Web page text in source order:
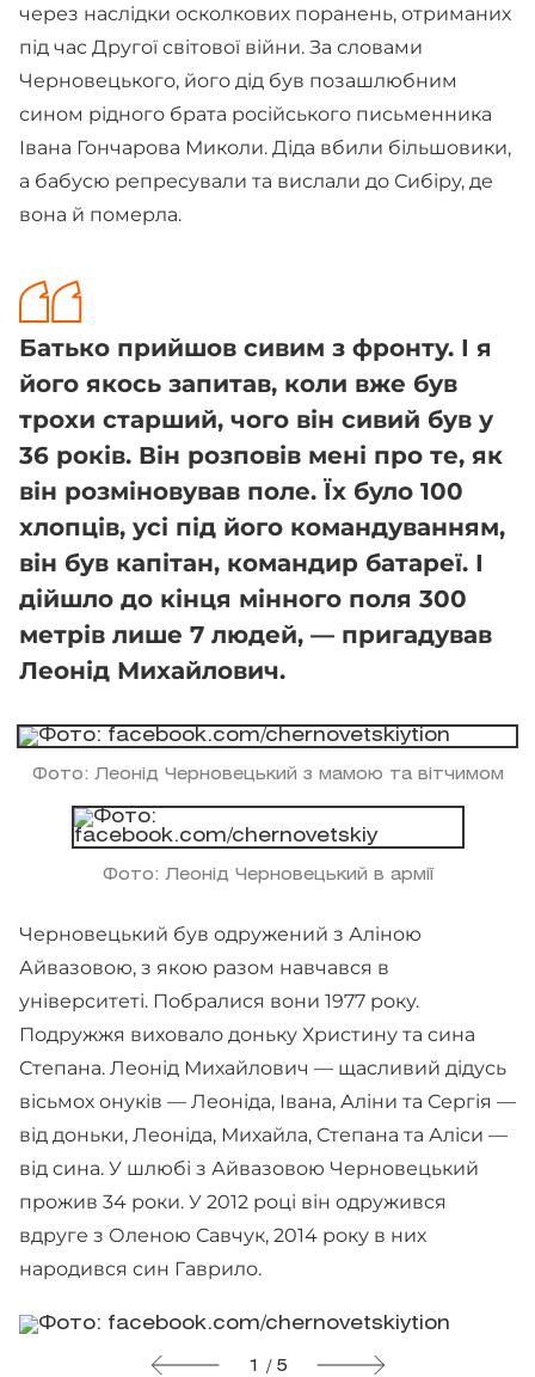
через наслідки осколкових поранень, отриманих
під час Другої світової війни. За словами
Черновецького, його дід був позашлюбним
сином рідного брата російського письменника
Івана Гончарова Миколи. Діда вбили більшовики,
а бабусю репресували та вислали до Сибіру, де
вона й померла.
Батько прийшов сивим з фронту. І я
його якось запитав, коли вже був
трохи старший, чого він сивий був у
36 років. Він розповів мені про те, як
він розміновував поле. Їх було 100
хлопців, усі під його командуванням,
він був капітан, командир батареї. І
дійшло до кінця мінного поля 300
метрів лише 7 людей, — пригадував
Леонід Михайлович.
Фото: Леонід Черновецький з мамою та вітчимом
Фото: Леонід Черновецький в армії
Черновецький був одружений з Аліною
Айвазовою, з якою разом навчався в
університеті. Побралися вони 1977 року.
Подружжя виховало доньку Христину та сина
Степана. Леонід Михайлович — щасливий дідусь
вісьмох онуків — Леоніда, Івана, Аліни та Сергія —
від доньки, Леоніда, Михайла, Степана та Аліси —
від сина. У шлюбі з Айвазовою Черновецький
прожив 34 роки. У 2012 році він одружився
вдруге з Оленою Савчук, 2014 року в них
народився син Гаврило.
1 / 5